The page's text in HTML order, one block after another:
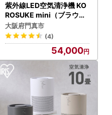
紫外線LED空気清浄機 KO
ROSUKE mini（ブラウン
） 脱臭 消臭 光触媒フィル
ター 卓上 コンパクト 空気
清浄機 除菌
大阪府門真市
(4)
54,000